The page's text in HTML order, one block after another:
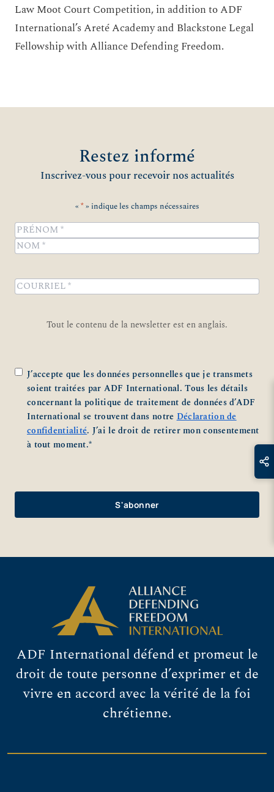
Law Moot Court Competition, in addition to ADF
International’s Areté Academy and Blackstone Legal
Fellowship with Alliance Defending Freedom.
Restez informé
Inscrivez-vous pour recevoir nos actualités
« *» indique les champs nécessaires
Name*
Prénom
Tout le contenu de la newsletter est en anglais.
Zustimmung *
J’accepte que les données personnelles que je transmets
soient traitées par ADF International. Tous les détails
concernant la politique de traitement de données d’ADF
International se trouvent dans notreDéclaration de
confidentialité. J’ai le droit de retirer mon consentement
à tout moment.*
ADF International défend et promeut le
droit de toute personne d’exprimer et de
vivre en accord avec la vérité de la foi
chrétienne.